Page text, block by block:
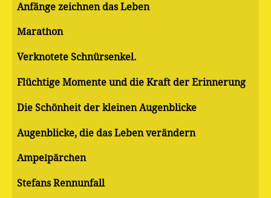
Anfänge zeichnen das Leben
Marathon
Verknotete Schnürsenkel.
Flüchtige Momente und die Kraft der Erinnerung
Die Schönheit der kleinen Augenblicke
Augenblicke, die das Leben verändern
Ampelpärchen
Stefans Rennunfall